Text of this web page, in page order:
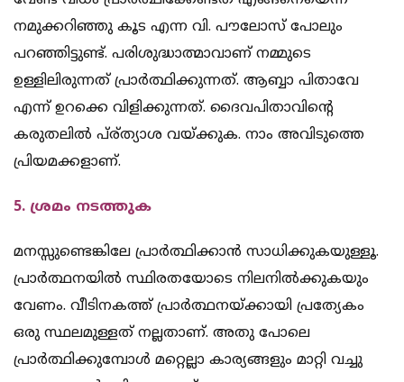
നമുക്കറിഞ്ഞു കൂട എന്ന വി. പൗലോസ് പോലും
പറഞ്ഞിട്ടുണ്ട്. പരിശുദ്ധാത്മാവാണ് നമ്മുടെ
ഉള്ളിലിരുന്നത് പ്രാര്‍ത്ഥിക്കുന്നത്. ആബ്ബാ പിതാവേ
എന്ന് ഉറക്കെ വിളിക്കുന്നത്. ദൈവപിതാവിന്റെ
കരുതലില്‍ പ്ര്ത്യാശ വയ്ക്കുക. നാം അവിടുത്തെ
പ്രിയമക്കളാണ്.
5. ശ്രമം നടത്തുക
മനസ്സുണ്ടെങ്കിലേ പ്രാര്‍ത്ഥിക്കാന്‍ സാധിക്കുകയുള്ളൂ.
പ്രാര്‍ത്ഥനയില്‍ സ്ഥിരതയോടെ നിലനില്‍ക്കുകയും
വേണം. വീടിനകത്ത് പ്രാര്‍ത്ഥനയ്ക്കായി പ്രത്യേകം
ഒരു സ്ഥലമുള്ളത് നല്ലതാണ്. അതു പോലെ
പ്രാര്‍ത്ഥിക്കുമ്പോള്‍ മറ്റെല്ലാ കാര്യങ്ങളും മാറ്റി വച്ചു